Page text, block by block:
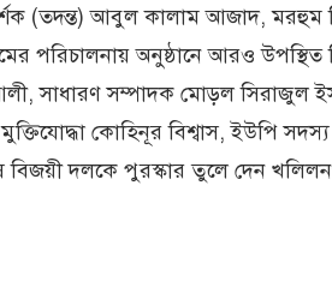
(তদন্ত) আবুল কালাম আজাদ,
পরিচালনায় অনুষ্ঠানে আরও
সাধারণ সম্পাদক মোড়ল সিরাজুল
কোহিনূর বিশ্বাস, ইউপি
বিজয়ী দলকে পুরস্কার তুলে দেন